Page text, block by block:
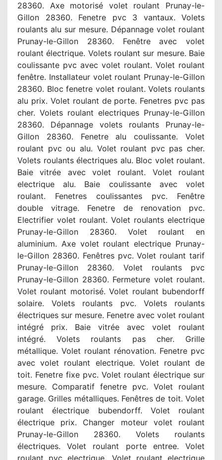
28360. Axe motorisé volet roulant Prunay-le-
Gillon 28360. Fenetre pvc 3 vantaux. Volets
roulants alu sur mesure. Dépannage volet roulant
Prunay-le-Gillon 28360. Fenêtre avec volet
roulant électrique. Volets roulant sur mesure. Baie
coulissante pvc avec volet roulant. Volet roulant
fenêtre. Installateur volet roulant Prunay-le-Gillon
28360. Bloc fenetre volet roulant. Volets roulants
alu prix. Volet roulant de porte. Fenetres pvc pas
cher. Volets roulant electriques Prunay-le-Gillon
28360. Dépannage volets roulants Prunay-le-
Gillon 28360. Fenetre alu coulissante. Volet
roulant pvc ou alu. Volet roulant pvc pas cher.
Volets roulants électriques alu. Bloc volet roulant.
Baie vitrée avec volet roulant. Volet roulant
electrique alu. Baie coulissante avec volet
roulant. Fenetres coulissantes pvc. Fenêtre
double vitrage. Fenetre de renovation pvc.
Electrifier volet roulant. Volet roulants electrique
Prunay-le-Gillon 28360. Volet roulant en
aluminium. Axe volet roulant electrique Prunay-
le-Gillon 28360. Fenêtres pvc. Volet roulant tarif
Prunay-le-Gillon 28360. Volet roulants pvc
Prunay-le-Gillon 28360. Fermeture volet roulant.
Volet roulant motorisé. Volet roulant bubendorff
solaire. Volets roulants pvc. Volets roulants
électriques sur mesure. Fenetre avec volet roulant
intégré prix. Baie vitrée avec volet roulant
intégré. Volets roulants pas cher. Grille
métallique. Volet roulant rénovation. Fenetre pvc
avec volet roulant electrique. Volet roulant de
toit. Fenetre fixe pvc. Volet roulant électrique sur
mesure. Comparatif fenetre pvc. Volet roulant
garage. Grilles métalliques. Fenêtres de toit. Volet
roulant électrique bubendorff. Volet roulant
électrique prix. Changer moteur volet roulant
Prunay-le-Gillon 28360. Volets roulants
électriques. Volet roulant porte entree. Volet
roulant pvc electrique. Volet roulant electrique